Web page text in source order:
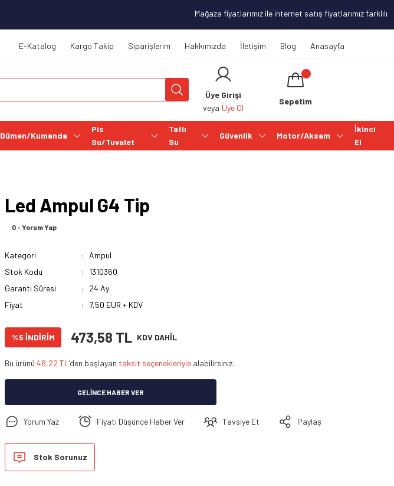
Mağaza fiyatlarımız ile internet satış fiyatlarımız
E-Katalog Kargo Takip Siparişlerim Hakkımızda İletişim Blog Anasayfa
Üye Girişi
veya Üye Ol
Sepetim
Dümen/Kumanda
Pis
Su/Tuvalet
Tatlı
Su
Güvenlik Motor/Aksam
İkinci
El
Led Ampul G4 Tip
0 - Yorum Yap
Kategori
Ampul
Stok Kodu
1310360
Garanti Süresi
24 Ay
Fiyat
7,50 EUR + KDV
%5 İNDİRİM 473,58 TL KDV DAHİL
Bu ürünü 48,22 TL ’den başlayan taksit seçenekleriyle alabilirsiniz.
GELINCE HABER VER
Yorum Yaz Fiyatı Düşünce Haber Ver Tavsiye Et Paylaş
Stok Sorunuz